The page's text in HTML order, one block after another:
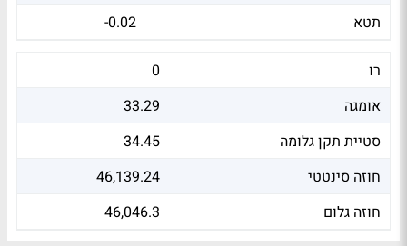
תטא
-0.02
רו
0
אומגה
33.29
סטיית תקן גלומה
34.45
חוזה סינטטי
46,139.24
חוזה גלום
46,046.3